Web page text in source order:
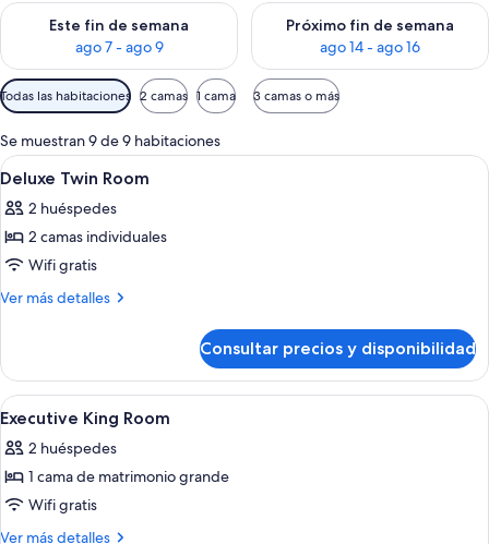
Este fin de semana
ago 7 - ago 9
Consulta la disponibilidad para este fin de semana, ago 7 -
Próximo fin de semana
ago 14 - ago 16
Consulta la disponibilidad
Filtros
disponibles
para
las
habitaciones
Todas las habitaciones 2 camas 1 cama 3 camas o más
Se muestran 9 de 9 habitaciones
Abrir
todas
las
fotos
de
Deluxe
Minibar, caja fuerte, escritorio y
17
Deluxe Twin Room
2 huéspedes
2 camas individuales
Wifi gratis
Ver más detalles
Más
Twin
Room
Consultar precios y disponibilidad
Abrir
todas
las
fotos
de
Executive
Minibar, caja fuerte, escritorio y
15
Executive King Room
2 huéspedes
1 cama de matrimonio grande
Wifi gratis
Ver más detalles
Más